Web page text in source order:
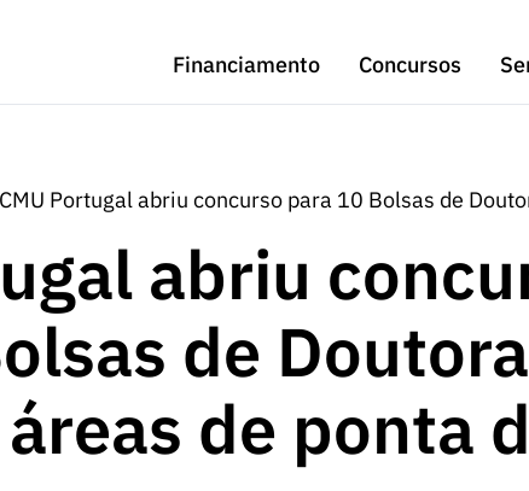
Financiamento
Concursos
CMU Portugal abriu concurso para 10 Bolsas de
abriu
de
de ponta